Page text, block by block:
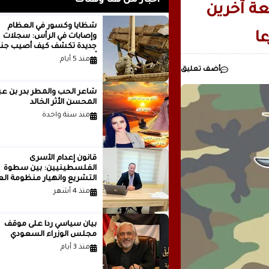
..بقلم ..مصطفى عبدالملك
آخرين
أضف تعليق
شظايا وكسور في العظام
وإصابات في الرأس: سجلات
جديدة تكشف كيف أصيب
أمريكيون في الحرب الإيرانية
منذ 5 أيام
شاعر الحب والمطر بدر
المحسن الأثر الخالد
منذ سنة واحدة
قانون إعدام الأسرى
الفلسطينيين: بين سطوة
التشريع وانهيار منظومة
الدولية...بقلم الدكتور وسيم
منذ 4 أشهر
بيان سياسي رداً على موقف
مجلس الوزراء السعودي
منذ 3 أيام